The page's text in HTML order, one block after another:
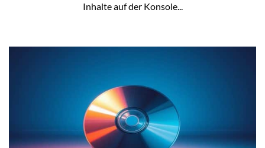
Inhalte auf der Konsole...